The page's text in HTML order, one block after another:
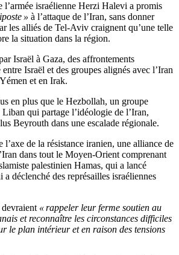
l’armée israélienne Herzi Halevi a promis
» à l’attaque de l’Iran, sans donner
les alliés de Tel-Aviv craignent qu’une telle
la situation dans la région.
Israël à Gaza, des affrontements
Israël et des groupes alignés avec l’Iran
et en Irak.
en plus que le Hezbollah, un groupe
qui partage l’idéologie de l’Iran,
Beyrouth dans une escalade régionale.
l’axe de la résistance iranien, une alliance de
dans tout le Moyen-Orient comprenant
palestinien Hamas, qui a lancé
déclenché des représailles israéliennes
« rappeler leur ferme soutien au
et reconnaître les circonstances difficiles
le plan intérieur et en raison des tensions